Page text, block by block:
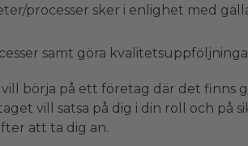
processer sker i enlighet med
samt göra
vill börja på ett företag där det finns
vill satsa på dig i din roll och på
att ta dig an.